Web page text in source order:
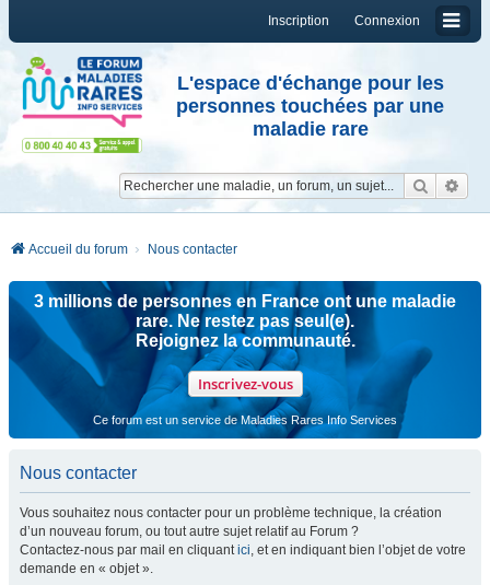
Connexion
Inscription
L'espace d'échange pour les
personnes touchées par une
maladie rare
Accueil du forum Nous contacter
3 millions de personnes en France ont une maladie
rare. Ne restez pas seul(e).
Rejoignez la communauté.
Inscrivez-vous
Ce forum est un service de Maladies Rares Info Services
Nous contacter
Vous souhaitez nous contacter pour un problème technique, la création
d’un nouveau forum, ou tout autre sujet relatif au Forum ?
Contactez-nous par mail en cliquantici, et en indiquant bien l’objet de votre
demande en « objet ».